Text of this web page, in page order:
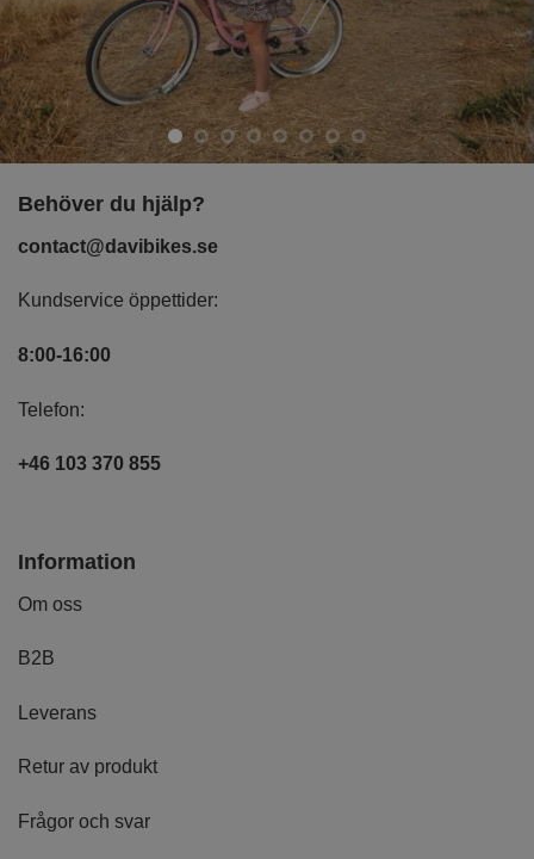
Behöver du hjälp?
contact@davibikes.se
Kundservice öppettider:
8:00-16:00
Telefon:
+46 103 370 855
Information
Om oss
B2B
Leverans
Retur av produkt
Frågor och svar